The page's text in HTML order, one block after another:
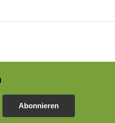
Abonnieren